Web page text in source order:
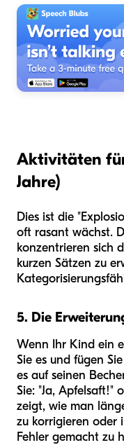
Aktivitäten
Jahre)
Dies ist die
oft rasant wächst.
konzentrieren sich
kurzen Sätzen zu
5. Die
Wenn Ihr Kind ein
Sie es und fügen
es auf seinen
Sie: "Ja, Apfelsaft!"
zeigt, wie man
zu korrigieren oder
Fehler gemacht zu